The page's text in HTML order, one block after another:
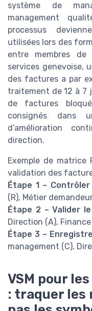
système de
management
processus
utilisées lors des
entre membres de
services genevoise,
des factures a par
traitement de 12 à 7
de factures
consignés dans
d’amélioration
direction.
Exemple de matrice
validation des
Étape 1 –
(R), Métier
Étape 2 – Valider
Direction (A),
Étape 3 –
management (C),
VSM pour
: traquer les